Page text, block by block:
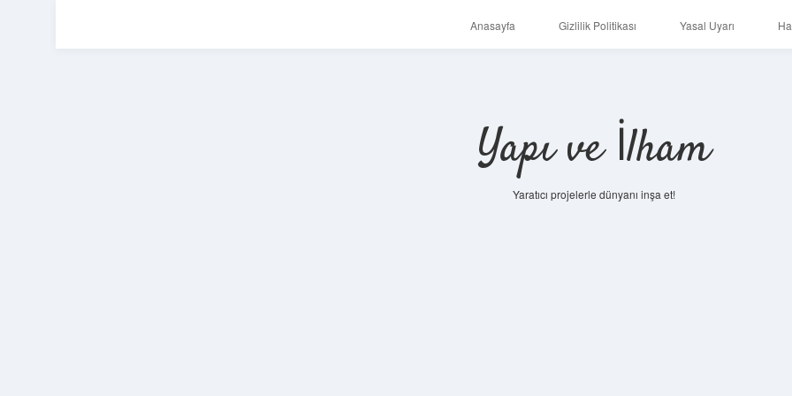
Anasayfa Gizlilik Politikası Yasal Uyarı
Yapı ve İlham
Yaratıcı projelerle dünyanı inşa et!